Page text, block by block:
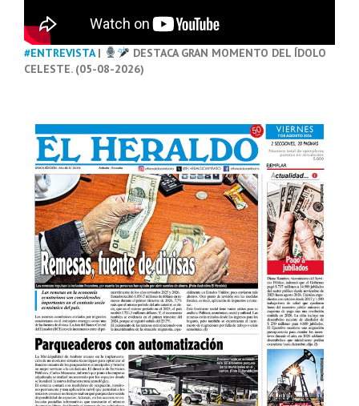
#ENTREVISTA|
DESTACA GRAN MOMENTO DEL ÍDOLO
CELESTE. (05-08-2026)